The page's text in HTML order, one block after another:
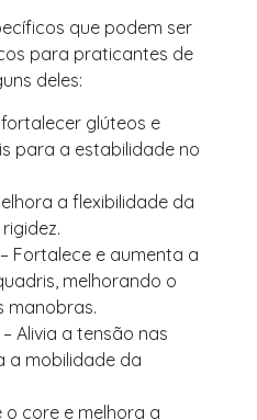
que podem ser
para praticantes de
deles:
glúteos e
para a estabilidade no
a flexibilidade da
Fortalece e aumenta a
melhorando o
manobras.
Alivia a tensão nas
a mobilidade da
o core e melhora a